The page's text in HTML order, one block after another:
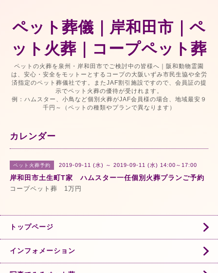
ペット葬儀｜岸和田市｜ペ
ット火葬｜コープペット葬
ペットの火葬を泉州・岸和田市でご検討中の皆様へ｜阪和動物霊園
は、安心・安全をモットーとするコープの大阪いずみ市民生協や全労
済指定のペット葬儀社です。またJAF割引施設ですので、会員証の提
示でペット火葬の優待が受けれます。
例：ハムスター、小鳥など個別火葬がJAF会員様の場合、地域最安９
千円～（ペットの種類やプランで異なります）
カレンダー
ペット火葬予約 2019-09-11 (水) ～ 2019-09-11 (水) 14:00～17:00
岸和田市土生町T家 ハムスター一任個別火葬プランご予約
コープペット葬 1万円
トップページ
インフォメーション